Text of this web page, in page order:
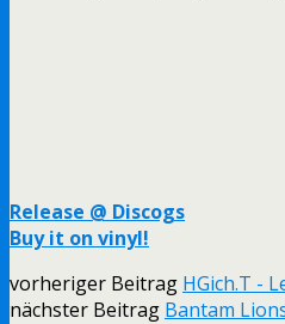
Release @ Discogs
Buy it on vinyl!
vorheriger Beitrag HGich.T -
nächster Beitrag Bantam